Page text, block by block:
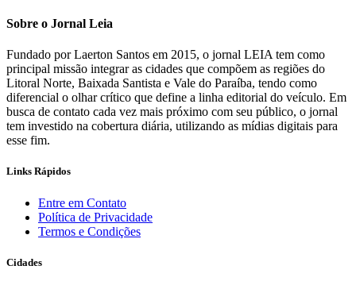
Sobre o Jornal Leia
Fundado por Laerton Santos em 2015, o jornal LEIA tem como
principal missão integrar as cidades que compõem as regiões do
Litoral Norte, Baixada Santista e Vale do Paraíba, tendo como
diferencial o olhar crítico que define a linha editorial do veículo. Em
busca de contato cada vez mais próximo com seu público, o jornal
tem investido na cobertura diária, utilizando as mídias digitais para
esse fim.
Links Rápidos
Entre em Contato
Política de Privacidade
Termos e Condições
Cidades